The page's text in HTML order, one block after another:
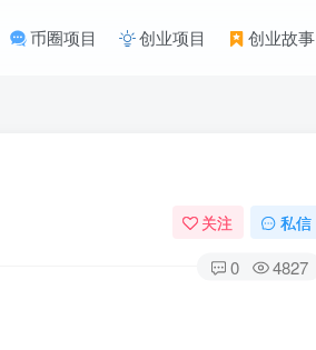
币圈项目 创业项目 创业故事
关注 私信
0 4827